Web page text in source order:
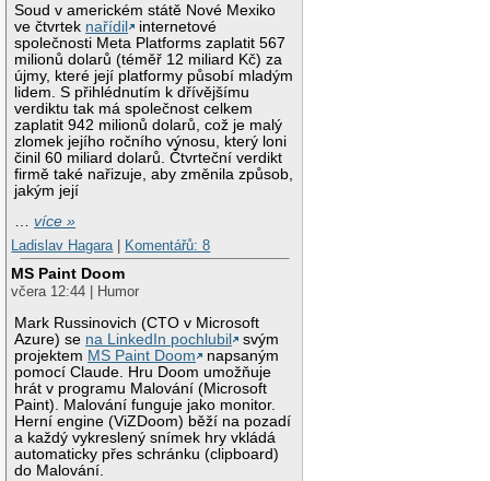
Soud v americkém státě Nové Mexiko
ve čtvrtek nařídil
internetové
společnosti Meta Platforms zaplatit 567
milionů dolarů (téměř 12 miliard Kč) za
újmy, které její platformy působí mladým
lidem. S přihlédnutím k dřívějšímu
verdiktu tak má společnost celkem
zaplatit 942 milionů dolarů, což je malý
zlomek jejího ročního výnosu, který loni
činil 60 miliard dolarů. Čtvrteční verdikt
firmě také nařizuje, aby změnila způsob,
jakým její
…více »
Ladislav Hagara
Komentářů: 8
MS Paint Doom
včera 12:44 | Humor
Mark Russinovich (CTO v Microsoft
Azure) se na LinkedIn pochlubil
svým
projektem MS Paint Doom
napsaným
pomocí Claude. Hru Doom umožňuje
hrát v programu Malování (Microsoft
Paint). Malování funguje jako monitor.
Herní engine (ViZDoom) běží na pozadí
a každý vykreslený snímek hry vkládá
automaticky přes schránku (clipboard)
do Malování.